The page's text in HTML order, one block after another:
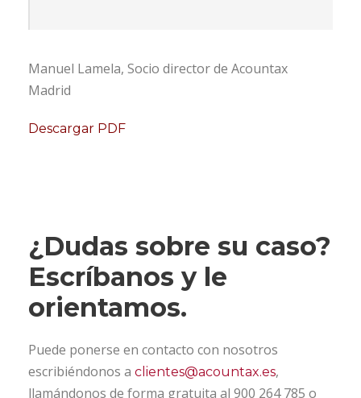
Manuel Lamela, Socio director de Acountax
Madrid
Descargar PDF
¿Dudas sobre su caso?
Escríbanos y le
orientamos.
Puede ponerse en contacto con nosotros
escribiéndonos a clientes@acountax.es,
llamándonos de forma gratuita al 900 264 785 o